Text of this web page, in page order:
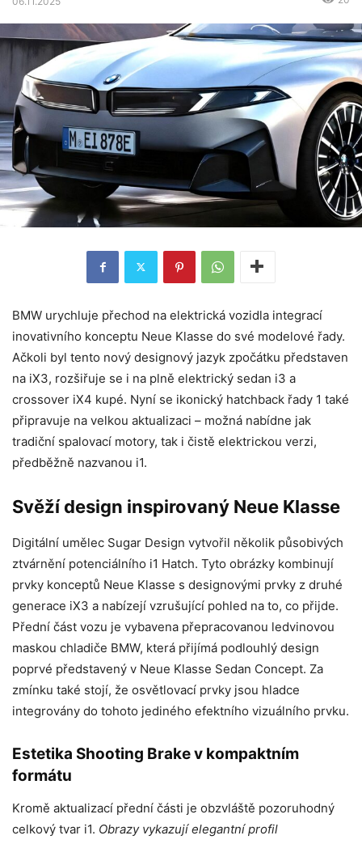
BMW urychluje přechod na elektrická vozidla integrací
inovativního konceptu Neue Klasse do své modelové řady.
Ačkoli byl tento nový designový jazyk zpočátku představen
na iX3, rozšiřuje se i na plně elektrický sedan i3 a
crossover iX4 kupé. Nyní se ikonický hatchback řady 1 také
připravuje na velkou aktualizaci – možná nabídne jak
tradiční spalovací motory, tak i čistě elektrickou verzi,
předběžně nazvanou i1.
Svěží design inspirovaný Neue Klasse
Digitální umělec Sugar Design vytvořil několik působivých
ztvárnění potenciálního i1 Hatch. Tyto obrázky kombinují
prvky konceptů Neue Klasse s designovými prvky z druhé
generace iX3 a nabízejí vzrušující pohled na to, co přijde.
Přední část vozu je vybavena přepracovanou ledvinovou
maskou chladiče BMW, která přijímá podlouhlý design
poprvé představený v Neue Klasse Sedan Concept. Za
zmínku také stojí, že osvětlovací prvky jsou hladce
integrovány do tohoto jediného efektního vizuálního prvku.
Estetika Shooting Brake v kompaktním
formátu
Kromě aktualizací přední části je obzvláště pozoruhodný
celkový tvar i1. Obrazy vykazují elegantní profil